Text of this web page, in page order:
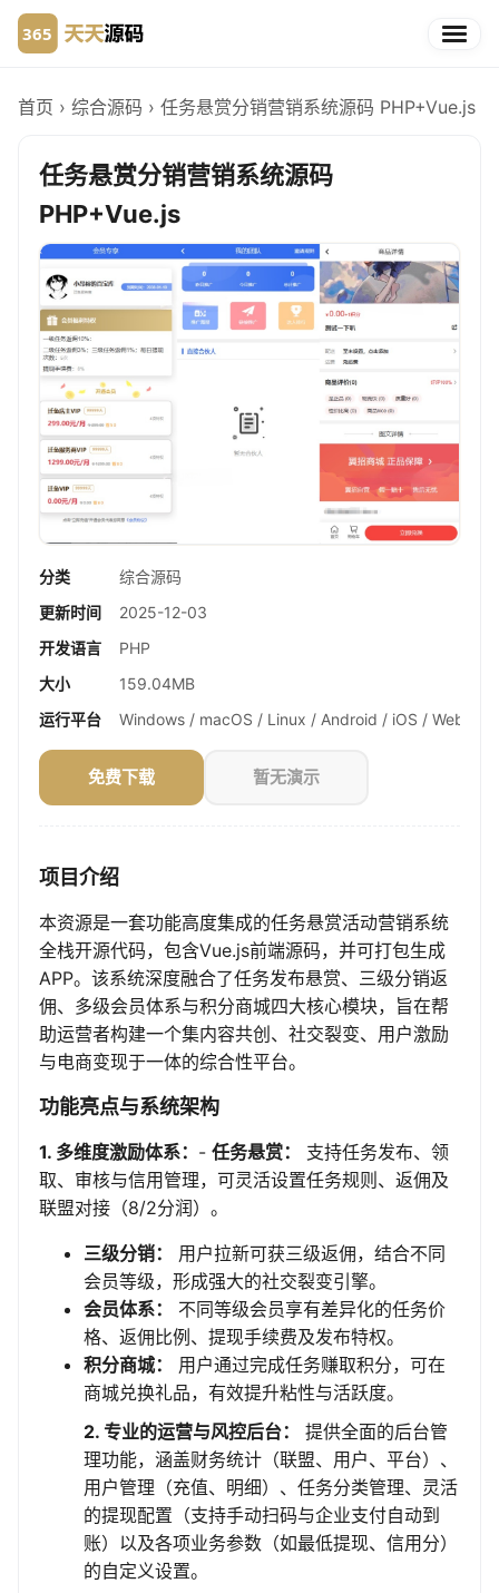
首页 › 综合源码 › 任务悬赏分销营销系统源码 PHP+Vue.js
任务悬赏分销营销系统源码
PHP+Vue.js
分类
综合源码
更新时间
2025-12-03
开发语言
PHP
大小
159.04MB
运行平台
Windows / macOS / Linux / Android / iOS / Web
免费下载 暂无演示
项目介绍
本资源是一套功能高度集成的任务悬赏活动营销系统
全栈开源代码，包含Vue.js前端源码，并可打包生成
APP。该系统深度融合了任务发布悬赏、三级分销返
佣、多级会员体系与积分商城四大核心模块，旨在帮
助运营者构建一个集内容共创、社交裂变、用户激励
与电商变现于一体的综合性平台。
功能亮点与系统架构
1. 多维度激励体系： - 任务悬赏：
支持任务发布、领
取、审核与信用管理，可灵活设置任务规则、返佣及
联盟对接（8/2分润）。
三级分销：
用户拉新可获三级返佣，结合不同
会员等级，形成强大的社交裂变引擎。
会员体系：
不同等级会员享有差异化的任务价
格、返佣比例、提现手续费及发布特权。
积分商城：
用户通过完成任务赚取积分，可在
商城兑换礼品，有效提升粘性与活跃度。
2. 专业的运营与风控后台：
提供全面的后台管
理功能，涵盖财务统计（联盟、用户、平台）、
用户管理（充值、明细）、任务分类管理、灵活
的提现配置（支持手动扫码与企业支付自动到
账）以及各项业务参数（如最低提现、信用分）
的自定义设置。